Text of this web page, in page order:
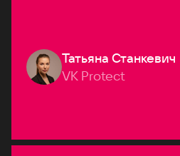
Татьяна Станкевич
VK Protect